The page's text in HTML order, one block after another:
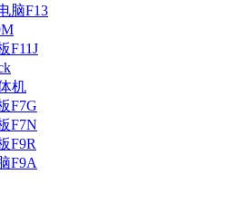
脑F13
F11J
机
F7G
F7N
F9R
F9A